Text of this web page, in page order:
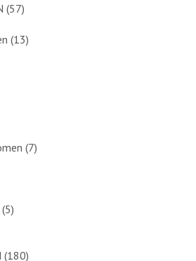
(57)
(13)
(7)
(5)
(180)